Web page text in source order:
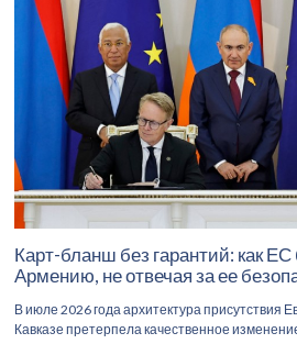
Карт-бланш без гарантий: как ЕС
Армению, не отвечая за ее
В июле 2026 года архитектура присутствия
Кавказе претерпела качественное